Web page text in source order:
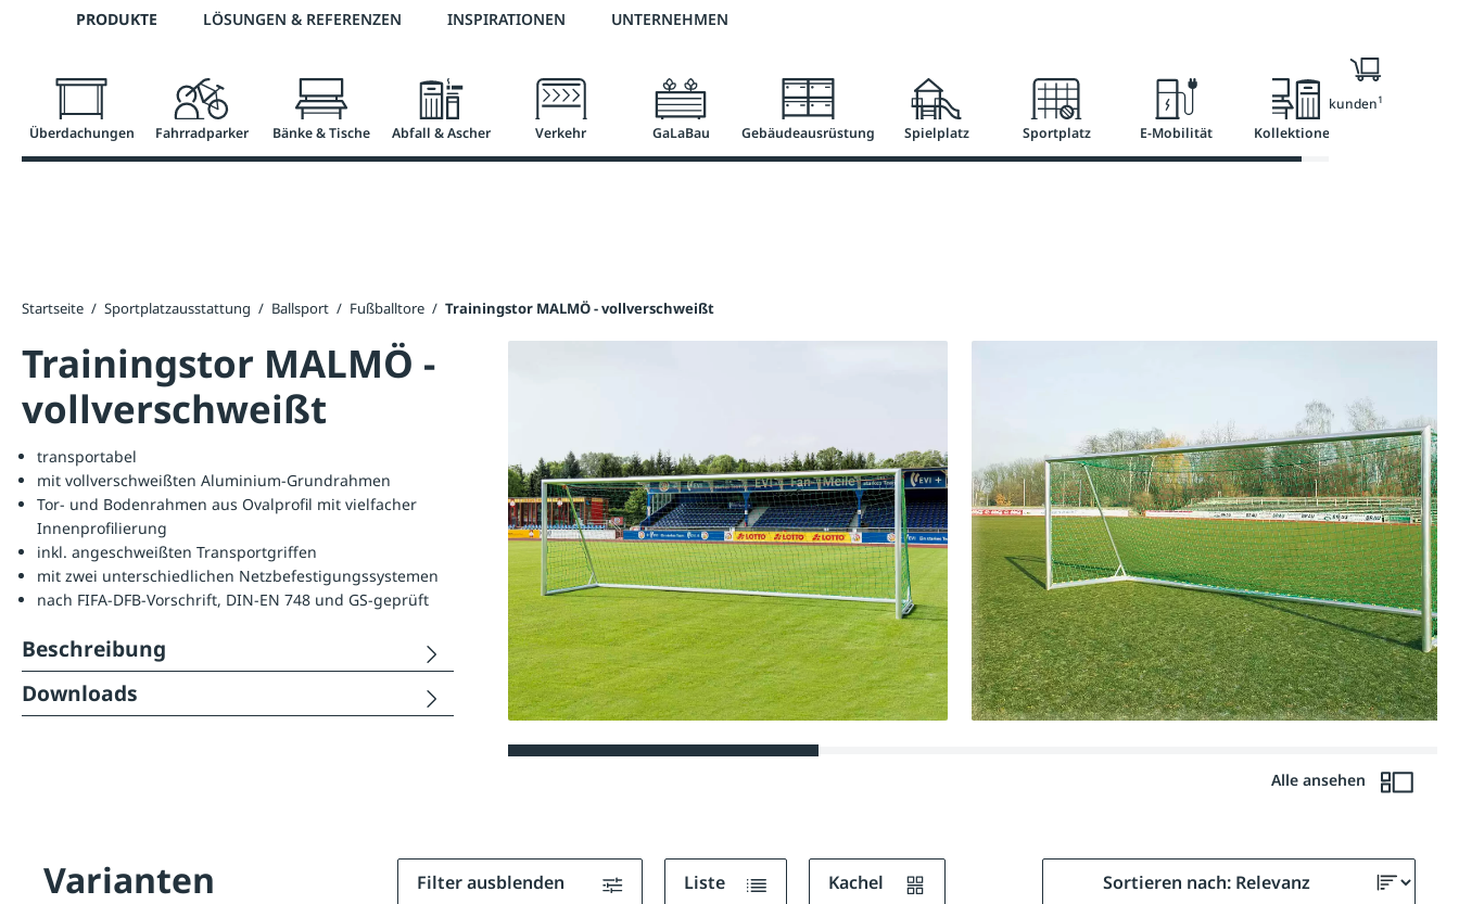
Zur Hauptnavigation springen
Telefon: +43 7672 95895 0 3 % Online-Rabatt versandkostenfrei ab 50 €
PRODUKTE LÖSUNGEN & REFERENZEN INSPIRATIONEN UNTERNEHMEN
Überdachungen Fahrradparker Bänke & Tische Abfall & Ascher Verkehr GaLaBau Gebäudeausrüstung Spielplatz Sportplatz E-Mobilität Kollektionen
Nur für Geschäftskunden1
Startseite / Sportplatzausstattung / Ballsport / Fußballtore / Trainingstor MALMÖ - vollverschweißt
Trainingstor MALMÖ -
vollverschweißt
Alle ansehen
transportabel
mit vollverschweißten Aluminium-Grundrahmen
Tor- und Bodenrahmen aus Ovalprofil mit vielfacher
Innenprofilierung
inkl. angeschweißten Transportgriffen
mit zwei unterschiedlichen Netzbefestigungssystemen
nach FIFA-DFB-Vorschrift, DIN-EN 748 und GS-geprüft
Beschreibung
Downloads
Varianten Filter ausblenden Liste Kachel